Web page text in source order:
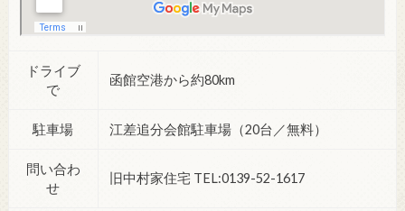
ドライブ
で
函館空港から約80km
駐車場 江差追分会館駐車場（20台／無料）
問い合わ
せ
旧中村家住宅 TEL:0139-52-1617